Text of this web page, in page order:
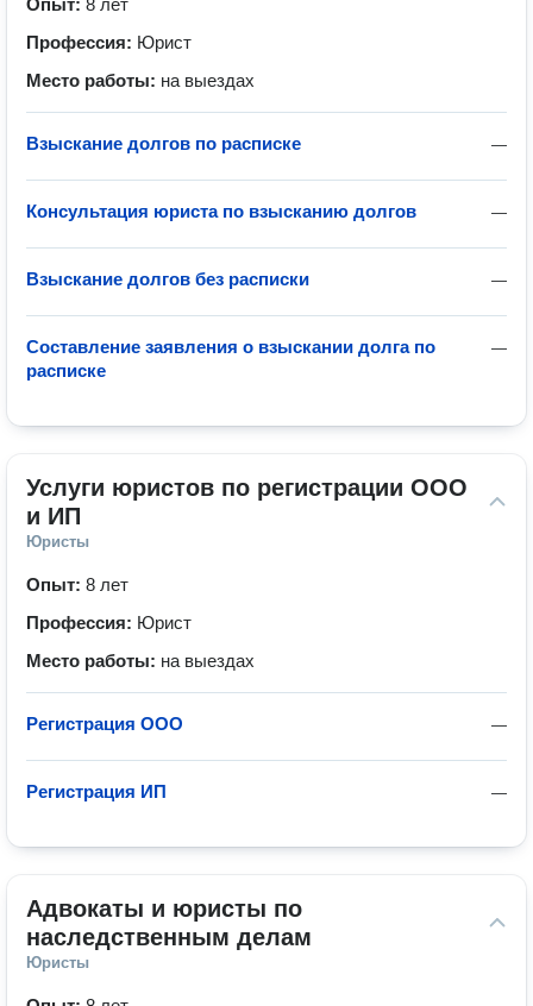
Опыт: 8 лет
Профессия: Юрист
Место работы: на выездах
—
Взыскание долгов по расписке
—
Консультация юриста по взысканию долгов
—
Взыскание долгов без расписки
—
Составление заявления о взыскании долга по
расписке
Услуги юристов по регистрации ООО
и ИП
Юристы
Опыт: 8 лет
Профессия: Юрист
Место работы: на выездах
—
Регистрация ООО
—
Регистрация ИП
Адвокаты и юристы по
наследственным делам
Юристы